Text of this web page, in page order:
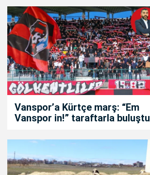
Vanspor’a Kürtçe marş: “Em
Vanspor in!” taraftarla buluştu